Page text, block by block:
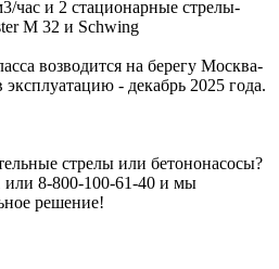
час и 2 стационарные стрелы-
M 32 и Schwing
возводится на берегу Москва-
- декабрь 2025 года.
стрелы или бетононасосы?
или 8-800-100-61-40 и мы
решение!